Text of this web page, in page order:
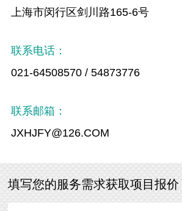
上海市闵行区剑川路165-6号
联系电话：
021-64508570 / 54873776
联系邮箱：
JXHJFY@126.COM
填写您的服务需求获取项目报价